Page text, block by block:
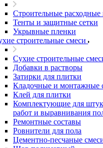
Строительные расходные
Тенты и защитные сетки
Укрывные пленки
строительные смеси
Сухие строительные
Добавки в растворы
Затирки для плитки
Кладочные и монтажные
Клей для плитки
Комплектующие для
работ и выравнивания
Ремонтные составы
Ровнители для пола
Цементно-песчаные